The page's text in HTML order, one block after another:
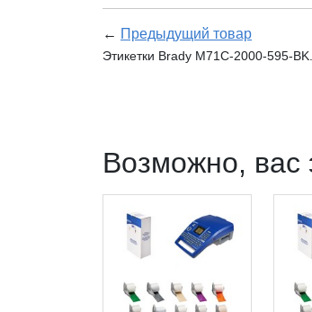
← Предыдущий товар
Этикетки Brady M71C-2000-595-
Возможно, вас